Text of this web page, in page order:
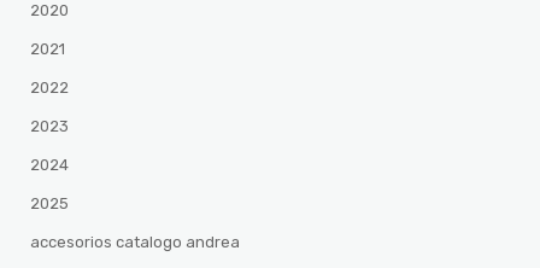
2020
2021
2022
2023
2024
2025
accesorios catalogo andrea